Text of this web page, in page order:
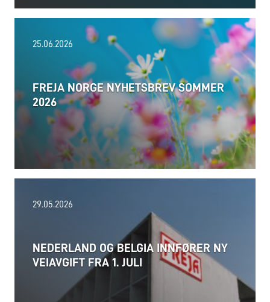
Les mer
25.06.2026
FREJA NORGE NYHETSBREV SOMMER
2026
29.05.2026
NEDERLAND OG BELGIA INNFØRER NY
VEIAVGIFT FRA 1. JULI